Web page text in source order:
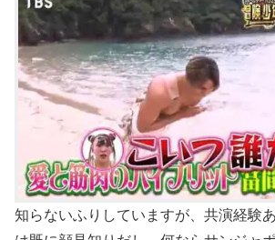
知らないふりしていますが、共演経験